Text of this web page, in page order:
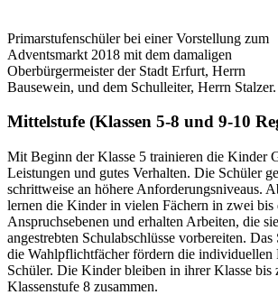
Primarstufenschüler bei einer Vorstellung zum
Adventsmarkt 2018 mit dem damaligen
Oberbürgermeister der Stadt Erfurt, Herrn
Bausewein, und dem Schulleiter, Herrn Stalzer.
Mittelstufe (Klassen 5-8 und 9-10
Mit Beginn der Klasse 5 trainieren die Kinder
Leistungen und gutes Verhalten. Die Schüler
schrittweise an höhere Anforderungsniveaus.
lernen die Kinder in vielen Fächern in zwei bis
Anspruchsebenen und erhalten Arbeiten, die
angestrebten Schulabschlüsse vorbereiten.
die Wahlpflichtfächer fördern die individuellen
Schüler. Die Kinder bleiben in ihrer Klasse bis
Klassenstufe 8 zusammen.